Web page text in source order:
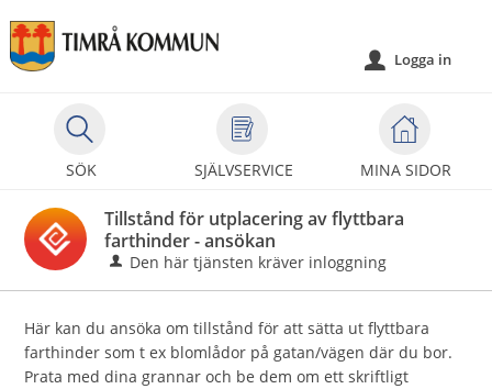
Välkommen
till
självservice
kommun
SÖK SJÄLVSERVICE MINA SIDOR
u Logga in
Tillstånd för utplacering av flyttbara
farthinder - ansökan
Den här tjänsten kräver inloggning
Här kan du ansöka om tillstånd för att sätta ut flyttbara
farthinder som t ex blomlådor på gatan/vägen där du bor.
Prata med dina grannar och be dem om ett skriftligt